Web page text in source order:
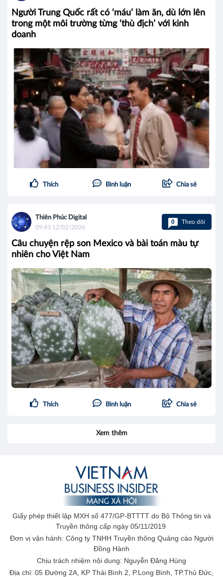
Người Trung Quốc rất có ‘máu’ làm ăn, dù lớn lên
trong một môi trường từng ‘thù địch’ với kinh
doanh
Thích Bình luận Chia sẻ
Thiên Phúc Digital
09:43 12/02/2026
0 Theo dõi
Câu chuyện rệp son Mexico và bài toán màu tự
nhiên cho Việt Nam
Thích Bình luận Chia sẻ
Xem thêm
Giấy phép thiết lập MXH số 477/GP-BTTTT do Bộ Thông tin và
Truyền thông cấp ngày 05/11/2019
Đơn vị vận hành: Công ty TNHH Truyền thông Quảng cáo Người
Đồng Hành
Chịu trách nhiệm nội dung: Nguyễn Đăng Hùng
Địa chỉ: 05 Đường 2A, KP Thái Bình 2, P.Long Bình, TP.Thủ Đức,